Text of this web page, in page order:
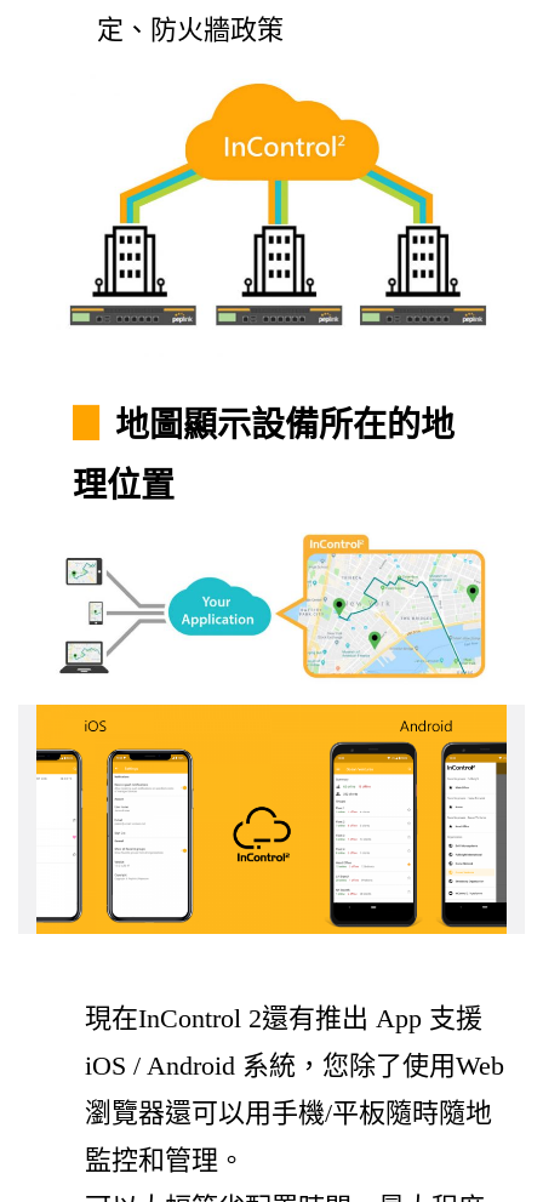
定、防火牆政策
地圖顯示設備所在的地
理位置
現在InControl 2還有推出 App 支援
iOS / Android 系統，您除了使用Web
瀏覽器還可以用手機/平板隨時隨地
監控和管理。